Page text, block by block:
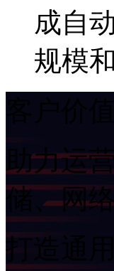
成自
规模
助力运
储、
打造通用